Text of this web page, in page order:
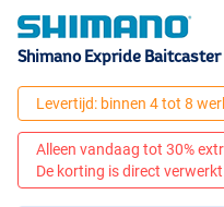
Shimano Expride Baitcaster
Levertijd: binnen 4 tot 8
Alleen vandaag tot 30%
De korting is direct